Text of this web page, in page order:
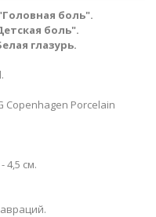
боль".
боль".
глазурь.
Copenhagen Porcelain
4,5 см.